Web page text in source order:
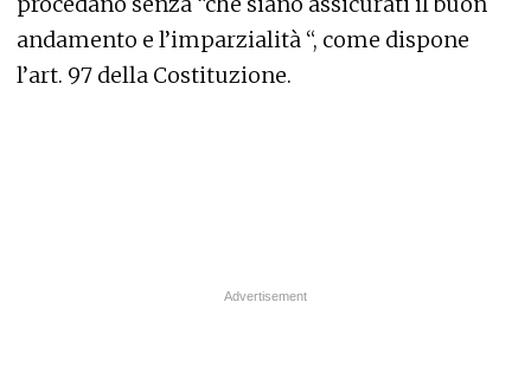
andamento e l’imparzialità “, come dispone
l’art. 97 della Costituzione.